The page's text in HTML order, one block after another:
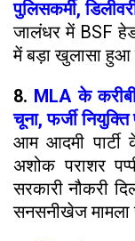
पुलिसकर्मी,
जालंधर में BSF
में बड़ा खुलासा हुआ
8. MLA के
चूना, फर्जी
आम आदमी पार्टी
अशोक पराशर
सरकारी नौकरी
सनसनीखेज मामला